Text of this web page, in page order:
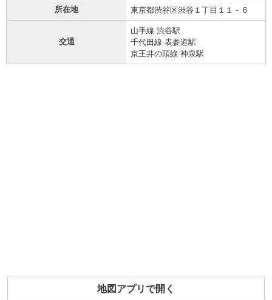
所在地 東京都渋谷区渋谷１丁目１１－６
交通
山手線 渋谷駅
千代田線 表参道駅
京王井の頭線 神泉駅
地図アプリで開く